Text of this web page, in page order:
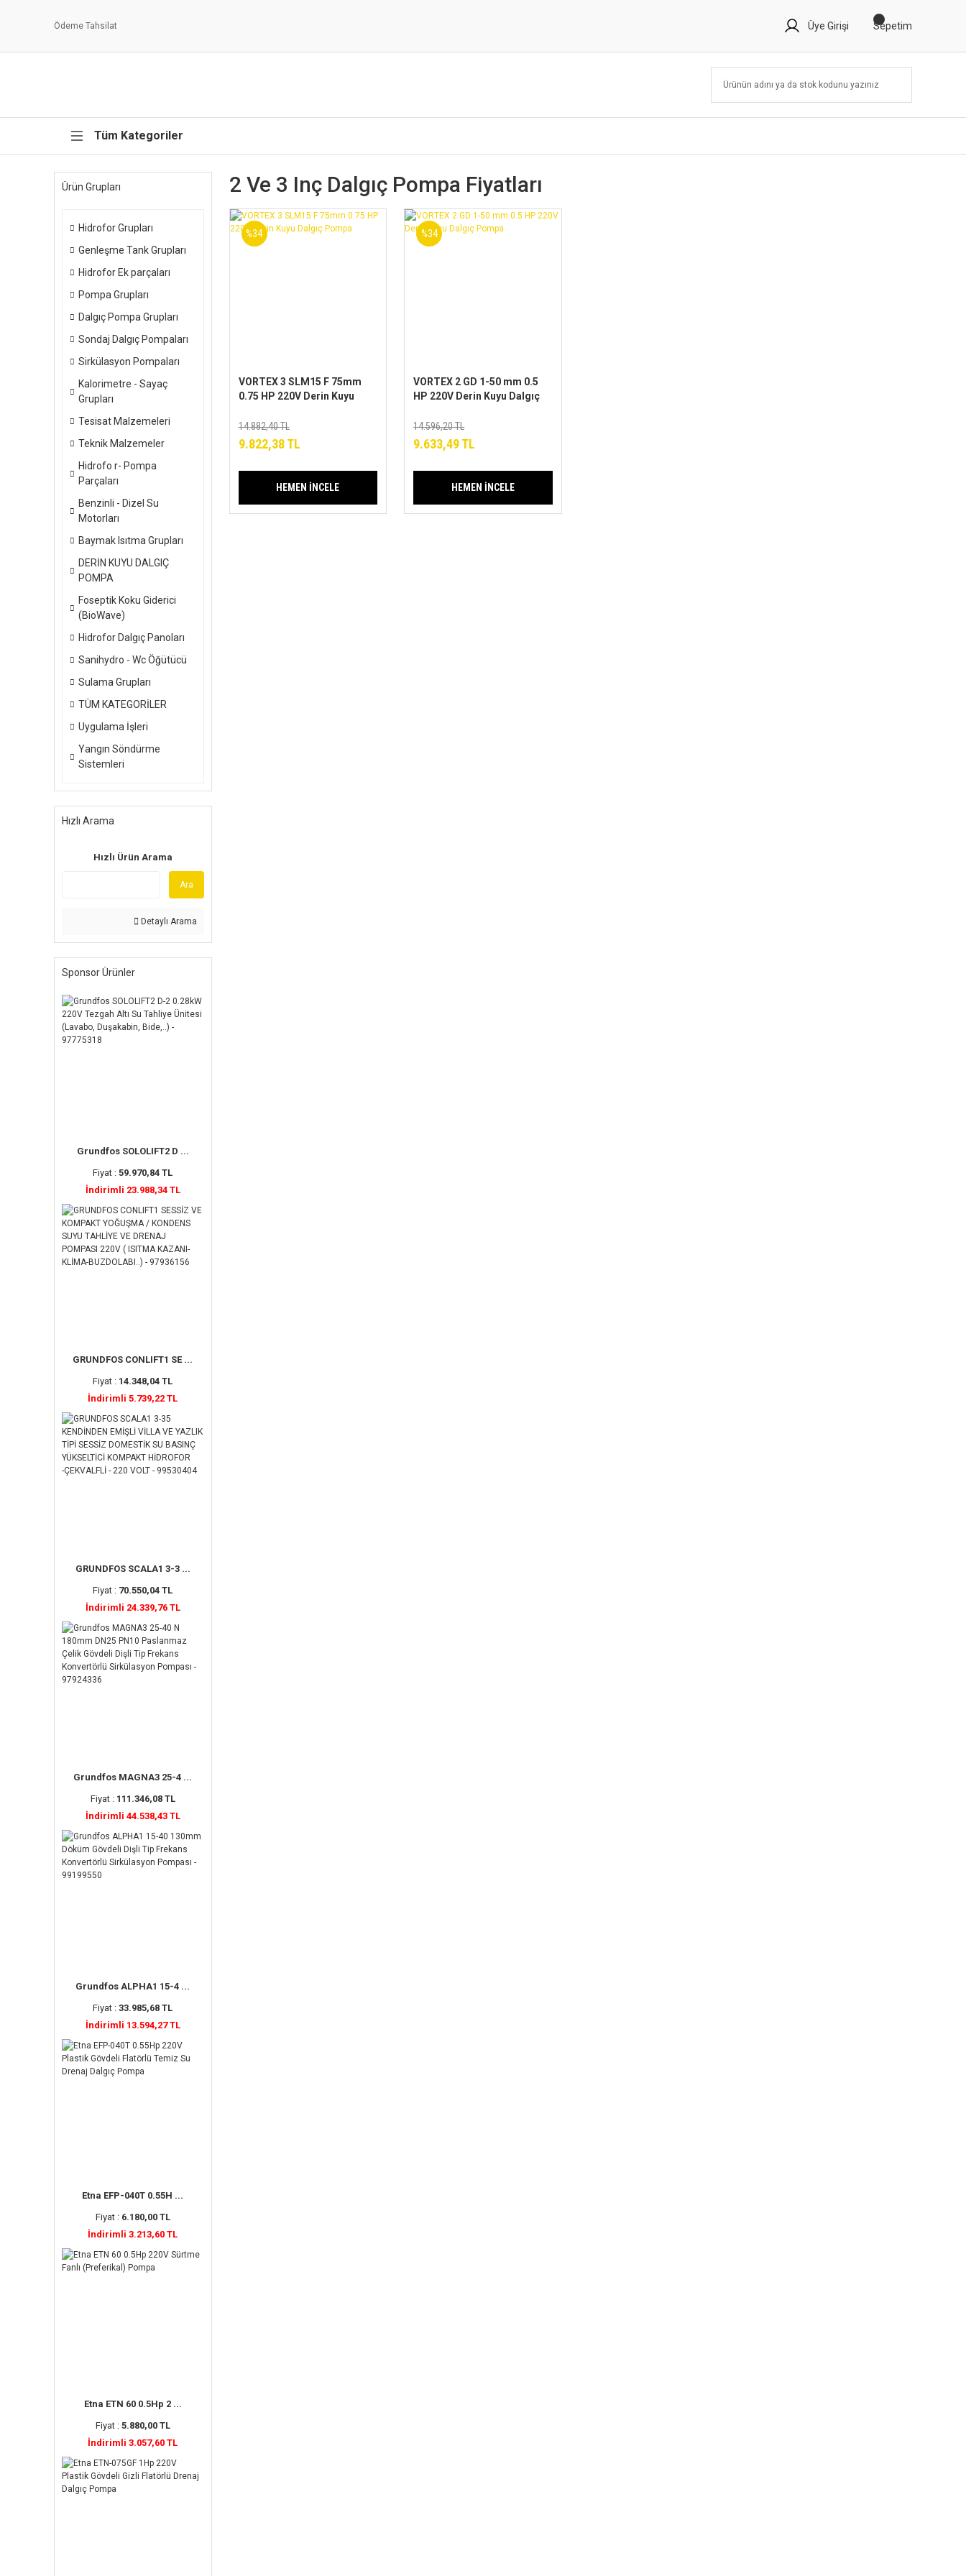
Ödeme Tahsilat Üye Girişi Sepetim
Tüm Kategoriler
Ürün Grupları
Hidrofor Grupları
Genleşme Tank Grupları
Hidrofor Ek parçaları
Pompa Grupları
Dalgıç Pompa Grupları
Sondaj Dalgıç Pompaları
Sirkülasyon Pompaları
Kalorimetre - Sayaç
Grupları
Tesisat Malzemeleri
Teknik Malzemeler
Hidrofo r- Pompa
Parçaları
Benzinli - Dizel Su
Motorları
Baymak Isıtma Grupları
DERİN KUYU DALGIÇ
POMPA
Foseptik Koku Giderici
(BioWave)
Hidrofor Dalgıç Panoları
Sanihydro - Wc Öğütücü
Sulama Grupları
TÜM KATEGORİLER
Uygulama İşleri
Yangın Söndürme
Sistemleri
Hızlı Arama
Hızlı Ürün Arama
Ara
Detaylı Arama
Sponsor Ürünler
Grundfos SOLOLIFT2 D ...
Fiyat :59.970,84 TL
İndirimli 23.988,34 TL
GRUNDFOS CONLIFT1 SE ...
Fiyat : 14.348,04 TL
İndirimli 5.739,22 TL
GRUNDFOS SCALA1 3-3 ...
Fiyat : 70.550,04 TL
İndirimli 24.339,76 TL
Grundfos MAGNA3 25-4 ...
Fiyat : 111.346,08 TL
İndirimli 44.538,43 TL
Grundfos ALPHA1 15-4 ...
Fiyat :33.985,68 TL
İndirimli 13.594,27 TL
Etna EFP-040T 0.55H ...
Fiyat : 6.180,00 TL
İndirimli 3.213,60 TL
Etna ETN 60 0.5Hp 2 ...
Fiyat : 5.880,00 TL
İndirimli 3.057,60 TL
2 Ve 3 Inç Dalgıç Pompa Fiyatları
%34
VORTEX 3 SLM15 F 75mm
0.75 HP 220V Derin Kuyu
14.882,40 TL
9.822,38 TL
HEMEN İNCELE
%34
VORTEX 2 GD 1-50 mm 0.5
HP 220V Derin Kuyu Dalgıç
14.596,20 TL
9.633,49 TL
HEMEN İNCELE